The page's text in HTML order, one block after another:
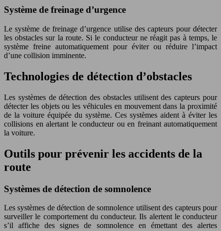
Système de freinage d’urgence
Le système de freinage d’urgence utilise des capteurs pour détecter
les obstacles sur la route. Si le conducteur ne réagit pas à temps, le
système freine automatiquement pour éviter ou réduire l’impact
d’une collision imminente.
Technologies de détection d’obstacles
Les systèmes de détection des obstacles utilisent des capteurs pour
détecter les objets ou les véhicules en mouvement dans la proximité
de la voiture équipée du système. Ces systèmes aident à éviter les
collisions en alertant le conducteur ou en freinant automatiquement
la voiture.
Outils pour prévenir les accidents de la
route
Systèmes de détection de somnolence
Les systèmes de détection de somnolence utilisent des capteurs pour
surveiller le comportement du conducteur. Ils alertent le conducteur
s’il affiche des signes de somnolence en émettant des alertes